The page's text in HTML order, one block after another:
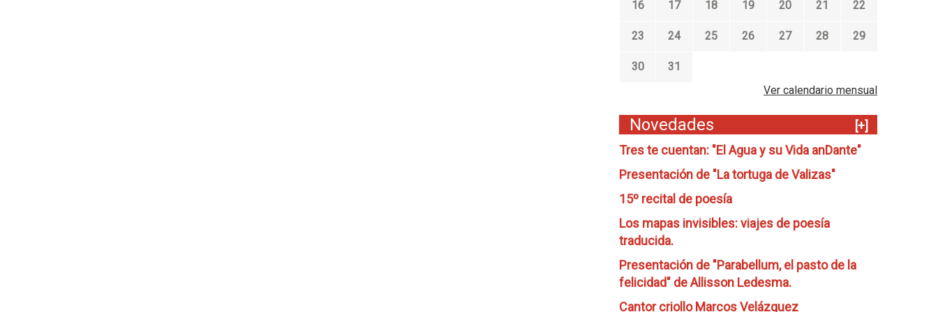
16 17 18 19 20 21 22
23 24 25 26 27 28 29
30
31
Ver calendario mensual
Novedades
[+]
Tres te cuentan: "El Agua y su Vida anDante"
Presentación de "La tortuga de Valizas"
15º recital de poesía
Los mapas invisibles: viajes de poesía
traducida.
Presentación de "Parabellum, el pasto de la
felicidad" de Allisson Ledesma.
Cantor criollo Marcos Velázquez